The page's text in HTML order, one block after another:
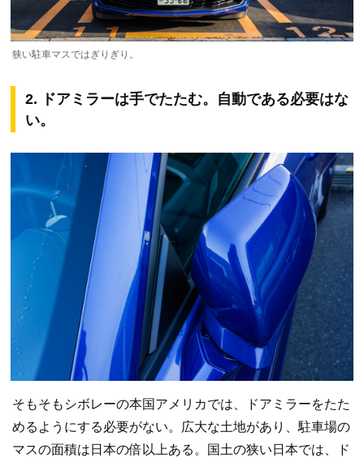
狭い駐車マスではぎりぎり。
2. ドアミラーは手でたたむ。自動である必要はな
い。
そもそもシボレーの本国アメリカでは、ドアミラーをたた
めるようにする必要がない。広大な土地があり、駐車場の
マスの面積は日本の倍以上ある。国土の狭い日本では、ド